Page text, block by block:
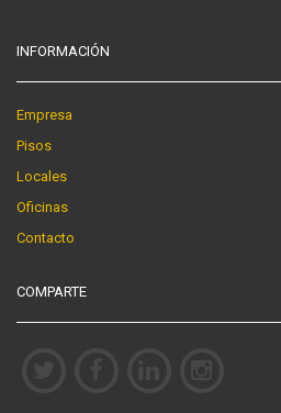
INFORMACIÓN
Empresa
Pisos
Locales
Oficinas
Contacto
COMPARTE